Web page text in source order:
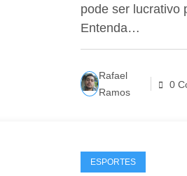
pode ser lucrativo
Entenda…
Rafael
Ramos
0
ESPORTES